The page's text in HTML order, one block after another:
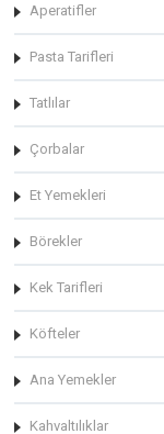
Aperatifler
Pasta Tarifleri
Tatlılar
Çorbalar
Et Yemekleri
Börekler
Kek Tarifleri
Köfteler
Ana Yemekler
Kahvaltılıklar